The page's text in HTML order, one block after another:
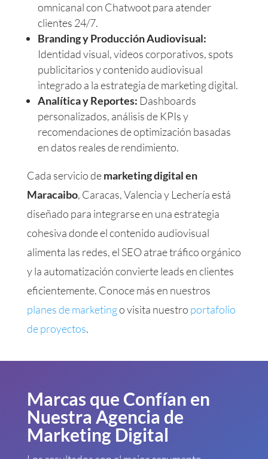
omnicanal con Chatwoot para atender
clientes 24/7.
Branding y Producción Audiovisual:
Identidad visual, videos corporativos, spots
publicitarios y contenido audiovisual
integrado a la estrategia de marketing digital.
Analítica y Reportes: Dashboards
personalizados, análisis de KPIs y
recomendaciones de optimización basadas
en datos reales de rendimiento.
Cada servicio demarketing digital en
Maracaibo, Caracas, Valencia y Lechería está
diseñado para integrarse en una estrategia
cohesiva donde el contenido audiovisual
alimenta las redes, el SEO atrae tráfico orgánico
y la automatización convierte leads en clientes
eficientemente. Conoce más en nuestros
planes de marketingo visita nuestro portafolio
de proyectos.
Marcas que Confían en
Nuestra Agencia de
Marketing Digital